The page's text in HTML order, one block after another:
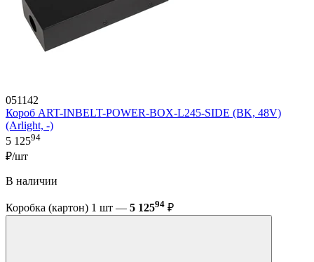
051142
Короб ART-INBELT-POWER-BOX-L245-SIDE (BK, 48V)
(Arlight, -)
5 12594
₽/шт
В наличии
Коробка (картон) 1 шт — 5 12594 ₽